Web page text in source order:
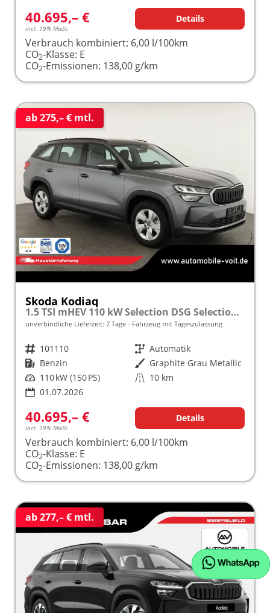
40.695,– €
incl. 19% MwSt.
Details
Verbrauch kombiniert: 6,00 l/100km
CO2-Klasse: E
CO2-Emissionen: 138,00 g/km
ab 275,– € mtl.
Skoda Kodiaq
1.5 TSI mHEV 110 kW Selection DSG Selection, AHK, Navi, Side, Kamera, Winter, 4 J.- Garantie
unverbindliche Lieferzeit: 7 Tage Fahrzeug mit Tageszulassung
Fahrzeugnr. 101110 Getriebe Automatik
Kraftstoff Benzin Außenfarbe Graphite Grau Metallic
Leistung 110 kW (150 PS) Kilometerstand 10 km
01.07.2026
40.695,– €
incl. 19% MwSt.
Details
Verbrauch kombiniert: 6,00 l/100km
CO2-Klasse: E
CO2-Emissionen: 138,00 g/km
ab 277,– € mtl.